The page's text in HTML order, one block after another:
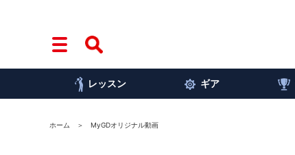
レッスン ギア
ホーム MyGDオリジナル動画